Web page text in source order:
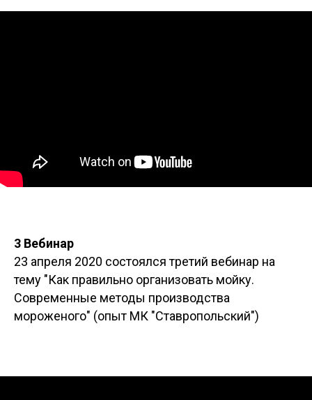
3 Вебинар
23 апреля 2020 состоялся третий вебинар на
тему "Как правильно организовать мойку.
Современные методы производства
мороженого" (опыт МК "Ставропольский")